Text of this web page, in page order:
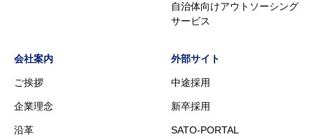
自治体向けアウトソーシング
サービス
会社案内
ご挨拶
企業理念
沿革
外部サイト
中途採用
新卒採用
SATO-PORTAL